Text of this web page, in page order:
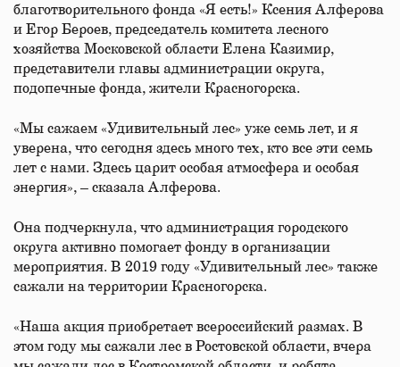
благотворительного фонда «Я есть!» Ксения Алферова
и Егор Бероев, председатель комитета лесного
хозяйства Московской области Елена Казимир,
представители главы администрации округа,
подопечные фонда, жители Красногорска.
«Мы сажаем «Удивительный лес» уже семь лет, и я
уверена, что сегодня здесь много тех, кто все эти семь
лет с нами. Здесь царит особая атмосфера и особая
энергия», – сказала Алферова.
Она подчеркнула, что администрация городского
округа активно помогает фонду в организации
мероприятия. В 2019 году «Удивительный лес» также
сажали на территории Красногорска.
«Наша акция приобретает всероссийский размах. В
этом году мы сажали лес в Ростовской области, вчера